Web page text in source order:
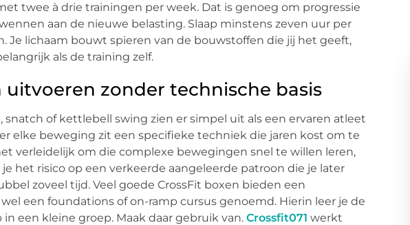
twee à drie trainingen per week. Dat is genoeg om progressie
aan de nieuwe belasting. Slaap minstens zeven uur per
Je lichaam bouwt spieren van de bouwstoffen die jij het geeft,
als de training zelf.
uitvoeren zonder technische basis
snatch of kettlebell swing zien er simpel uit als een ervaren atleet
elke beweging zit een specifieke techniek die jaren kost om te
verleidelijk om die complexe bewegingen snel te willen leren,
het risico op een verkeerde aangeleerde patroon die je later
zoveel tijd. Veel goede CrossFit boxen bieden een
een foundations of on-ramp cursus genoemd. Hierin leer je de
een kleine groep. Maak daar gebruik van. Crossfit071 werkt